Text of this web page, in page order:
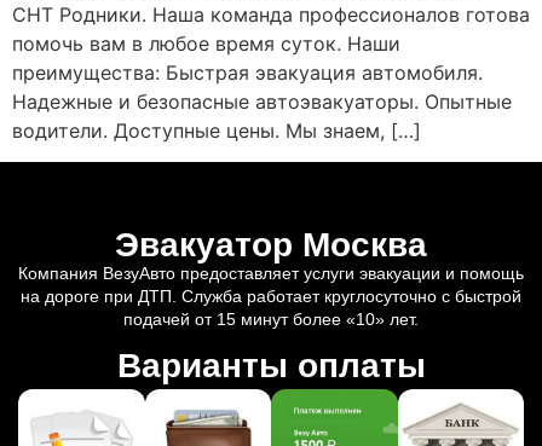
СНТ Родники. Наша команда профессионалов готова
помочь вам в любое время суток. Наши
преимущества: Быстрая эвакуация автомобиля.
Надежные и безопасные автоэвакуаторы. Опытные
водители. Доступные цены. Мы знаем, […]
Эвакуатор Москва
Компания ВезуАвто предоставляет услуги эвакуации и помощь
на дороге при ДТП. Служба работает круглосуточно с быстрой
подачей от 15 минут более «10» лет.
Варианты оплаты